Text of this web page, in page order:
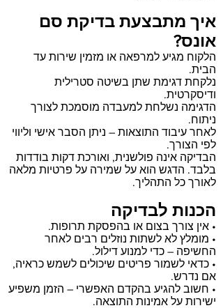
איך מתבצעת בדיקת סם
אונס?
הלקוח מגיע למרפאה או מזמין שירות עד
הבית.
נלקחת דגימת שתן בשיטה סטרילית
ודיסקרטית.
הדגימה נשלחת למעבדה מוסמכת לצורך
ניתוח.
לאחר עיבוד התוצאות – ניתן הסבר אישי וליווי
לפי הצורך.
הבדיקה אינה פולשנית, ואורכת דקות בודדות
בלבד. הדגש הוא על שמירה על פרטיות מלאה
לאורך כל התהליך.
הכנות לבדיקה
• אין צורך בצום או בהפסקת תרופות.
• מומלץ לא לשתות נוזלים רבים לאחר
החשיפה – כדי למנוע דילול.
• כדאי לשמור פריטים שיכולים לשמש כראיה,
אם נדרש.
• חשוב להגיע בהקדם האפשרי – הזמן משפיע
ישירות על אמינות התוצאה.